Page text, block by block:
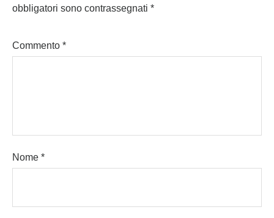
obbligatori sono contrassegnati *
Commento *
Nome *